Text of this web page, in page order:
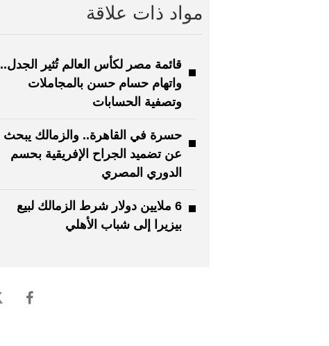
مواد ذات علاقة
قائمة مصر لكأس العالم تُثير الجدل..
واتهام حسام حسن بالمجاملات
وتصفية الحسابات
حسرة في القاهرة.. والزمالك يبحث
عن تضميد الجراح الإفريقية بحسم
الدوري المصري
6 ملايين دولار شرط الزمالك لبيع
بيزيرا إلى شباب الأهلي